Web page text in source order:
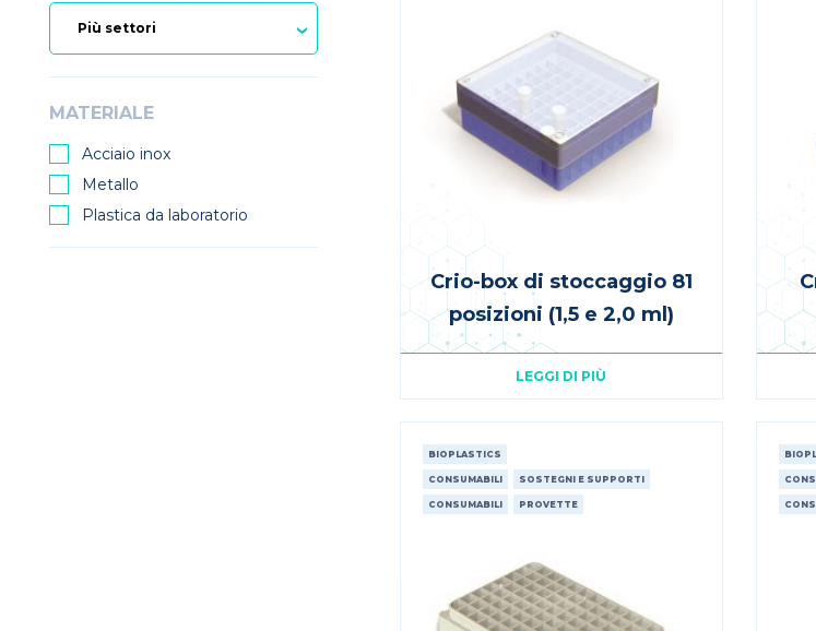
MATERIALE
Acciaio inox
Metallo
Plastica da laboratorio
Crio-box di stoccaggio 81
posizioni (1,5 e 2,0 ml)
LEGGI DI PIÙ
BIOPLASTICS
CONSUMABILI SOSTEGNI E SUPPORTI
CONSUMABILI PROVETTE